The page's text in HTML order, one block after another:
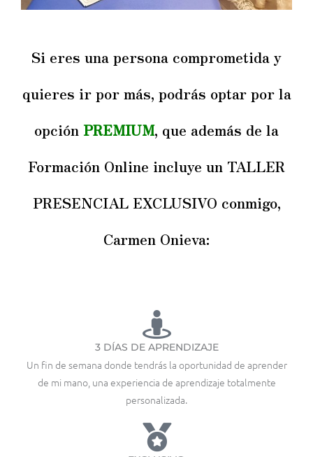
Si eres una persona comprometida y
quieres ir por más, podrás optar por la
opción PREMIUM, que además de la
Formación Online incluye un TALLER
PRESENCIAL EXCLUSIVO conmigo,
Carmen Onieva:
3 DÍAS DE APRENDIZAJE
Un fin de semana donde tendrás la oportunidad de aprender
de mi mano, una experiencia de aprendizaje totalmente
personalizada.